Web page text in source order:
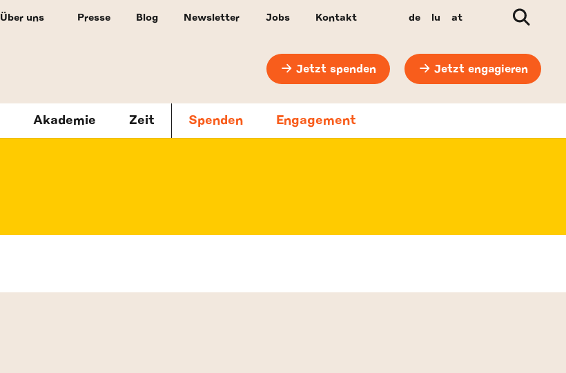
Über uns Presse Blog Newsletter Jobs Kontakt de lu at Suche
Jetzt spenden Jetzt engagieren
Akademie Zeit Spenden Engagement